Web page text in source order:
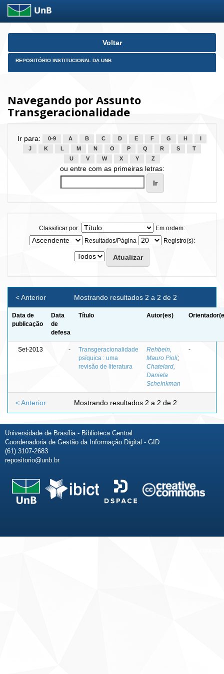
Skip
Voltar
REPOSITÓRIO INSTITUCIONAL DA UNB
Navegando por Assunto
Transgeracionalidade
Ir para: 0-9 A B C D E F G H
J
K L M N O P Q R S
T
U
V W X Y Z
ou entre com as primeiras letras:
Classificar por:
Em ordem:
Resultados/Página
Registro(s):
Mostrando resultados 2 a 2 de 2
< Anterior
Data de
publicação
Data
de
defesa
Título Autor(es)
Set-2013 -
Transgeracionalidade
psíquica : uma
revisão de literatura
Rehbein,
Mauro Pioli;
Chatelard,
Daniela
Scheinkman
-
Mostrando resultados 2 a 2 de 2
< Anterior
Universidade de Brasília - Biblioteca Central
Coordenadoria de Gestão da Informação Digital - GID
(61) 3107-2683
repositorio@unb.br